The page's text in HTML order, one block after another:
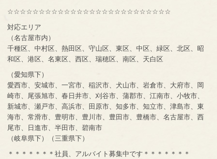
☆☆☆☆☆☆☆☆☆☆☆☆☆☆☆☆☆☆☆☆☆☆☆☆☆☆
対応エリア
（名古屋市内）
千種区、中村区、熱田区、守山区、東区、中区、緑区、北区、昭
和区、港区、名東区、西区、瑞穂区、南区、天白区
（愛知県下）
愛西市、安城市、一宮市、稲沢市、犬山市、岩倉市、大府市、岡
崎市、尾張旭市、春日井市、刈谷市、蒲郡市、江南市、小牧市、
新城市、瀬戸市、高浜市、田原市、知多市、知立市、津島市、東
海市、常滑市、豊明市、豊川市、豊田市、豊橋市、名古屋市、西
尾市、日進市、半田市、碧南市
（岐阜県下）（三重県下）
＊＊＊＊＊＊＊社員、アルバイト募集中です＊＊＊＊＊＊＊